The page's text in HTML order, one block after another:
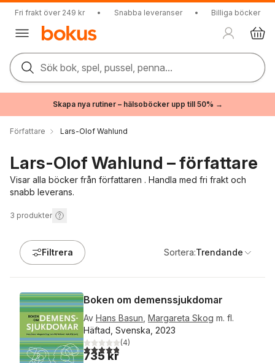
Fri frakt över 249 kr • Snabba leveranser • Billiga böcker
Sök bok, spel, pussel, penna...
Skapa nya rutiner – hälsoböcker upp till 50% →
Författare Lars-Olof Wahlund
Lars-Olof Wahlund – författare
Visar alla böcker från författaren . Handla med fri frakt och
snabb leverans.
3 produkter
Filtrera Sortera:Trendande
Boken om demenssjukdomar
Av Hans Basun Margareta Skog m. fl.
Häftad, Svenska, 2023
4,8utav 5 stjärnor. Totalt antal röster:
(4)
735 kr